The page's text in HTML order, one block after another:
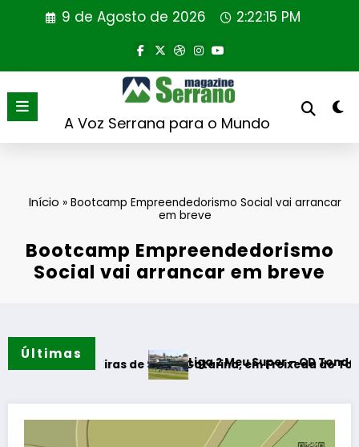
9 de Agosto de 2026 2:22:16 PM
A Voz Serrana para o Mundo
Início » Bootcamp Empreendedorismo Social vai arrancar
em breve
Bootcamp Empreendedorismo
Social vai arrancar em breve
Últimas
Eiras de Santa Catarina, em Freixeda do Torrão
Liga 2 Meu Super – CD Tondela – Amarante